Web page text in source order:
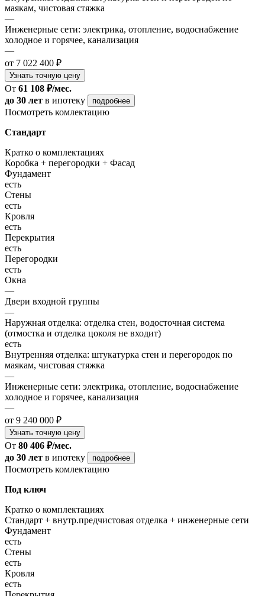
маякам, чистовая стяжка
—
Инженерные сети: электрика, отопление, водоснабжение
холодное и горячее, канализация
—
от 7 022 400 ₽
Узнать точную цену
От 61 108 ₽/мес.
до 30 лет в ипотеку подробнее
Посмотреть комлектацию
Стандарт
Кратко о комплектациях
Коробка + перегородки + Фасад
Фундамент
есть
Стены
есть
Кровля
есть
Перекрытия
есть
Перегородки
есть
Окна
—
Двери входной группы
—
Наружная отделка: отделка стен, водосточная система
(отмостка и отделка цоколя не входит)
есть
Внутренняя отделка: штукатурка стен и перегородок по
маякам, чистовая стяжка
—
Инженерные сети: электрика, отопление, водоснабжение
холодное и горячее, канализация
—
от 9 240 000 ₽
Узнать точную цену
От 80 406 ₽/мес.
до 30 лет в ипотеку подробнее
Посмотреть комлектацию
Под ключ
Кратко о комплектациях
Стандарт + внутр.предчистовая отделка + инженерные сети
Фундамент
есть
Стены
есть
Кровля
есть